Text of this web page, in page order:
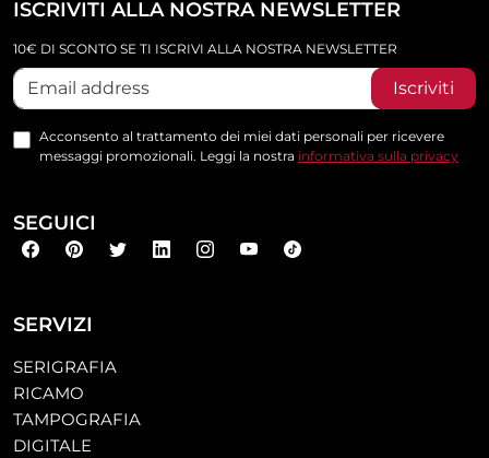
SERVIZI
SERIGRAFIA
RICAMO
TAMPOGRAFIA
DIGITALE
ISCRIVITI ALLA NOSTRA NEWSLETTER
10€ DI SCONTO SE TI ISCRIVI ALLA NOSTRA NEWSLETTER
Iscriviti
Acconsento al trattamento dei miei dati personali per ricevere
messaggi promozionali. Leggi la nostra informativa sulla privacy
SEGUICI